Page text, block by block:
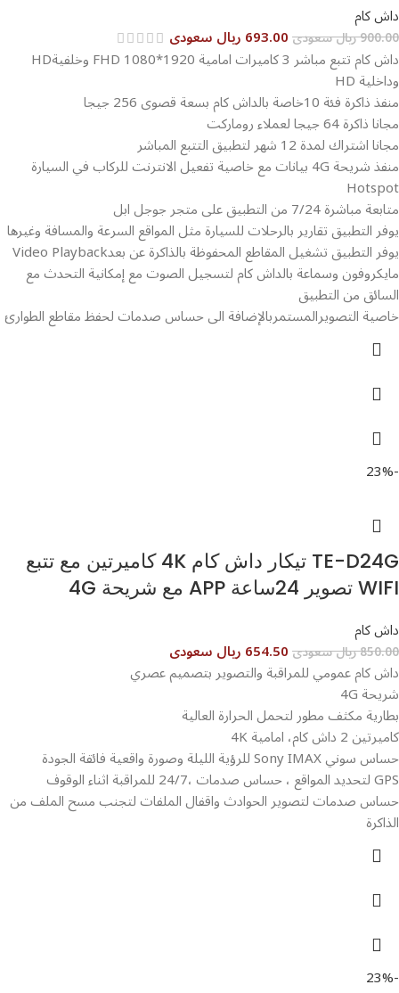
داش كام
900.00 ريال سعودى 693.00 ريال سعودى
داش كام تتبع مباشر 3 كاميرات امامية 1920*FHD 1080 وخلفيةHD
وداخلية HD
منفذ ذاكرة فئة 10خاصة بالداش كام بسعة قصوى 256 جيجا
مجانا ذاكرة 64 جيجا لعملاء روماركت
مجانا اشتراك لمدة 12 شهر لتطبيق التتبع المباشر
منفذ شريحة 4G بيانات مع خاصية تفعيل الانترنت للركاب في السيارة
Hotspot
متابعة مباشرة 7/24 من التطبيق على متجر جوجل ابل
يوفر التطبيق تقارير بالرحلات للسيارة مثل المواقع السرعة والمسافة وغيرها
يوفر التطبيق تشغيل المقاطع المحفوظة بالذاكرة عن بعدVideo Playback
مايكروفون وسماعة بالداش كام لتسجيل الصوت مع إمكانية التحدث مع
السائق من التطبيق
خاصية التصويرالمستمربالإضافة الى حساس صدمات لحفظ مقاطع الطوارئ
-23%
TE-D24G تيكار داش كام 4K كاميرتين مع تتبع
WIFI تصوير 24ساعة APP مع شريحة 4G
داش كام
850.00 ريال سعودى 654.50 ريال سعودى
داش كام عمومي للمراقبة والتصوير بتصميم عصري
شريحة 4G
بطارية مكثف مطور لتحمل الحرارة العالية
كاميرتين 2 داش كام، امامية 4K
حساس سوني Sony IMAX للرؤية الليلة وصورة واقعية فائقة الجودة
GPS لتحديد المواقع ، حساس صدمات ،24/7 للمراقبة اثناء الوقوف
حساس صدمات لتصوير الحوادث واقفال الملفات لتجنب مسح الملف من
الذاكرة
-23%